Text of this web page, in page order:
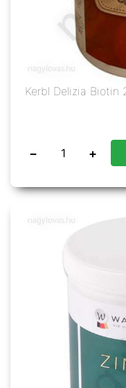
Kerbl Delizia Biotin
− +